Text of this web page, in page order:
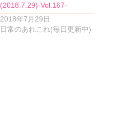
(2018.7.29)-Vol.167-
2018年7月29日
日常のあれこれ(毎日更新中)